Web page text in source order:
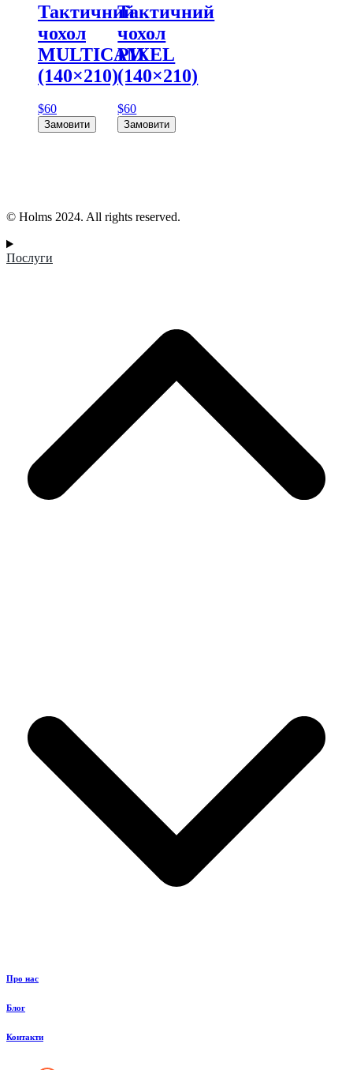
Тактичний
чохол
MULTICAM
(140×210)
$60
Замовити
Тактичний
чохол
PIXEL
(140×210)
$60
Замовити
© Holms 2024. All rights reserved.
Послуги
Про нас
Блог
Контакти